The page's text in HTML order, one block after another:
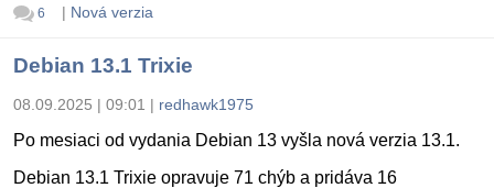
6 | Nová verzia
Debian 13.1 Trixie
08.09.2025 | 09:01 | redhawk1975
Po mesiaci od vydania Debian 13 vyšla nová verzia 13.1.
Debian 13.1 Trixie opravuje 71 chýb a pridáva 16